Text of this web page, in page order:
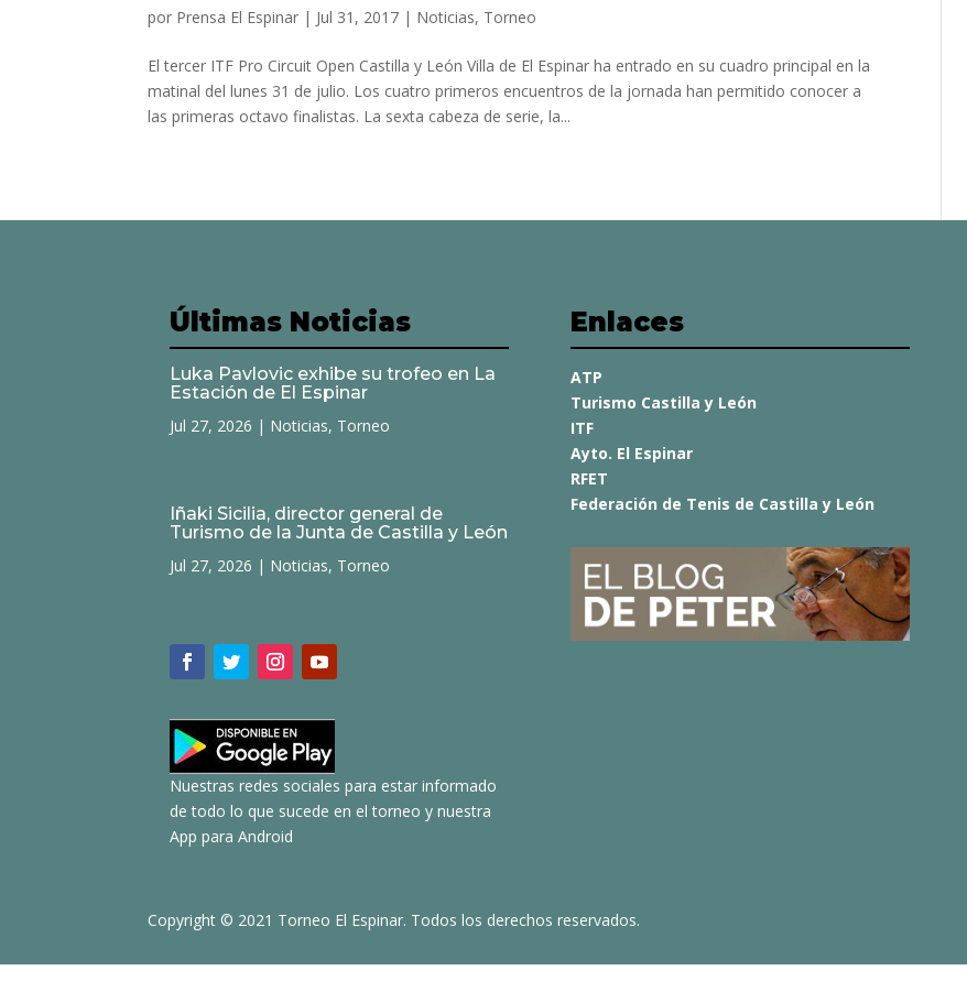
por Prensa El Espinar | Jul 31, 2017 | Noticias, Torneo
El tercer ITF Pro Circuit Open Castilla y León Villa de El Espinar ha entrado en su cuadro principal en la
matinal del lunes 31 de julio. Los cuatro primeros encuentros de la jornada han permitido conocer a
las primeras octavo finalistas. La sexta cabeza de serie, la...
Últimas Noticias
Luka Pavlovic exhibe su trofeo en La
Estación de El Espinar
Jul 27, 2026 | Noticias, Torneo
Iñaki Sicilia, director general de
Turismo de la Junta de Castilla y León
Jul 27, 2026 | Noticias, Torneo
Nuestras redes sociales para estar informado
de todo lo que sucede en el torneo y nuestra
App para Android
Enlaces
ATP
Turismo Castilla y León
ITF
Ayto. El Espinar
RFET
Federación de Tenis de Castilla y León
Copyright © 2021 Torneo El Espinar. Todos los derechos reservados.